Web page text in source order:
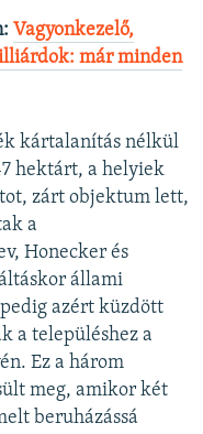
Vagyonkezelő,
már minden
kártalanítás nélkül
hektárt, a helyiek
zárt objektum lett,
a
Honecker és
állami
azért küzdött
a településhez a
Ez a három
meg, amikor két
beruházássá